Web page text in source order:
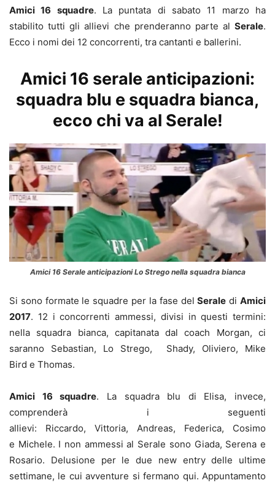
Amici 16 squadre. La puntata di sabato 11 marzo ha
stabilito tutti gli allievi che prenderanno parte al Serale.
Ecco i nomi dei 12 concorrenti, tra cantanti e ballerini.
Amici 16 serale anticipazioni:
squadra blu e squadra bianca,
ecco chi va al Serale!
Amici 16 Serale anticipazioni Lo Strego nella squadra bianca
Si sono formate le squadre per la fase delSerale diAmici
2017. 12 i concorrenti ammessi, divisi in questi termini:
nella squadra bianca, capitanata dal coach Morgan, ci
saranno Sebastian, Lo Strego, Shady, Oliviero, Mike
Bird e Thomas.
Amici 16 squadre. La squadra blu di Elisa, invece,
comprenderà i seguenti
allievi: Riccardo, Vittoria, Andreas, Federica, Cosimo
e Michele. I non ammessi al Serale sono Giada, Serena e
Rosario. Delusione per le due new entry delle ultime
settimane, le cui avventure si fermano qui. Appuntamento